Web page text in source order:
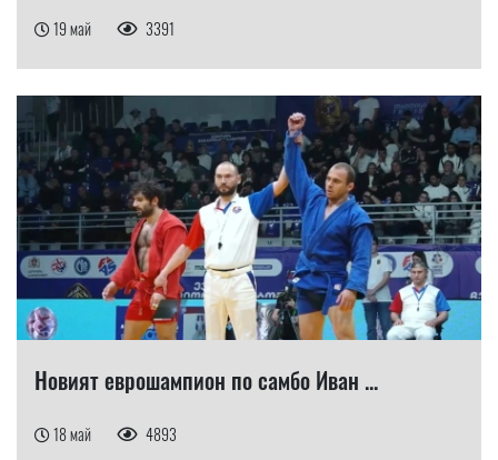
19 май 3391
​Новият еврошампион по самбо Иван ...
18 май 4893